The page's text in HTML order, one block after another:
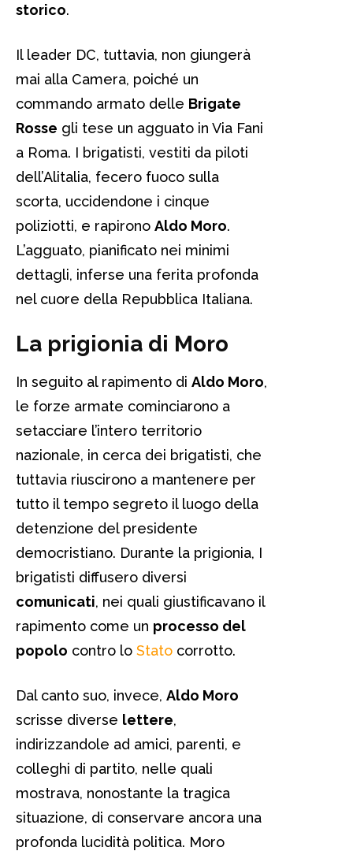
storico.
Il leader DC, tuttavia, non giungerà
mai alla Camera, poiché un
commando armato delle Brigate
Rosse gli tese un agguato in Via Fani
a Roma. I brigatisti, vestiti da piloti
dell’Alitalia, fecero fuoco sulla
scorta, uccidendone i cinque
poliziotti, e rapirono Aldo Moro.
L’agguato, pianificato nei minimi
dettagli, inferse una ferita profonda
nel cuore della Repubblica Italiana.
La prigionia di Moro
In seguito al rapimento di Aldo Moro,
le forze armate cominciarono a
setacciare l’intero territorio
nazionale, in cerca dei brigatisti, che
tuttavia riuscirono a mantenere per
tutto il tempo segreto il luogo della
detenzione del presidente
democristiano. Durante la prigionia, I
brigatisti diffusero diversi
comunicati, nei quali giustificavano il
rapimento come un processo del
popolo contro lo Stato corrotto.
Dal canto suo, invece, Aldo Moro
scrisse diverse lettere,
indirizzandole ad amici, parenti, e
colleghi di partito, nelle quali
mostrava, nonostante la tragica
situazione, di conservare ancora una
profonda lucidità politica. Moro